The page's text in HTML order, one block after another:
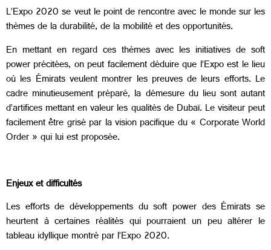
L’Expo 2020 se veut le point de rencontre avec le monde sur les
thèmes de la durabilité, de la mobilité et des opportunités.
En mettant en regard ces thèmes avec les initiatives de soft
power précitées, on peut facilement déduire que l’Expo est le lieu
où les Émirats veulent montrer les preuves de leurs efforts. Le
cadre minutieusement préparé, la démesure du lieu sont autant
d’artifices mettant en valeur les qualités de Dubaï. Le visiteur peut
facilement être grisé par la vision pacifique du « Corporate World
Order » qui lui est proposée.
Enjeux et difficultés
Les efforts de développements du soft power des Émirats se
heurtent à certaines réalités qui pourraient un peu altérer le
tableau idyllique montré par l’Expo 2020.